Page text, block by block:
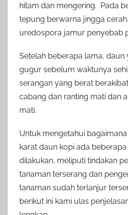
hitam dan mengering. Pada
tepung berwarna jingga
uredospora jamur penyebab
Setelah beberapa lama, daun
gugur sebelum waktunya
serangan yang berat
cabang dan ranting mati dan
mati.
Untuk mengetahui
karat daun kopi ada
dilakukan, meliputi tindakan
tanaman terserang dan
tanaman sudah terlanjur
berikut ini kami ulas